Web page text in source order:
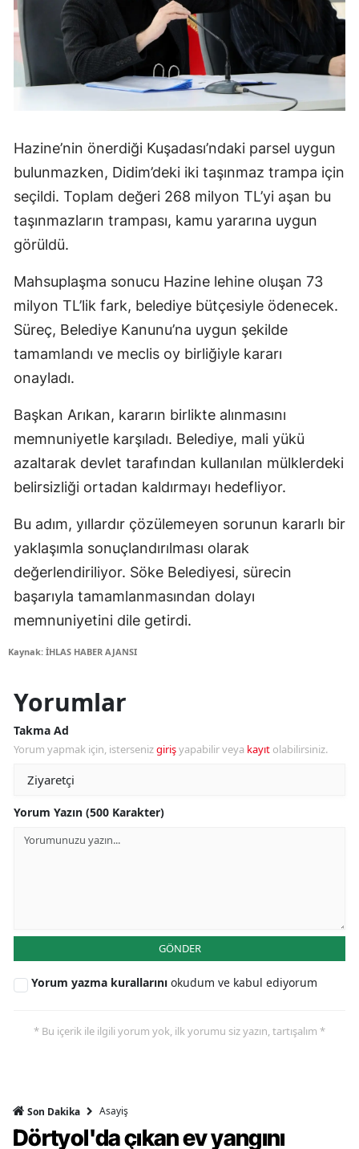
Hazine’nin önerdiği Kuşadası’ndaki parsel uygun
bulunmazken, Didim’deki iki taşınmaz trampa için
seçildi. Toplam değeri 268 milyon TL’yi aşan bu
taşınmazların trampası, kamu yararına uygun
görüldü.
Mahsuplaşma sonucu Hazine lehine oluşan 73
milyon TL’lik fark, belediye bütçesiyle ödenecek.
Süreç, Belediye Kanunu’na uygun şekilde
tamamlandı ve meclis oy birliğiyle kararı
onayladı.
Başkan Arıkan, kararın birlikte alınmasını
memnuniyetle karşıladı. Belediye, mali yükü
azaltarak devlet tarafından kullanılan mülklerdeki
belirsizliği ortadan kaldırmayı hedefliyor.
Bu adım, yıllardır çözülemeyen sorunun kararlı bir
yaklaşımla sonuçlandırılması olarak
değerlendiriliyor. Söke Belediyesi, sürecin
başarıyla tamamlanmasından dolayı
memnuniyetini dile getirdi.
Kaynak: İHLAS HABER AJANSI
Yorumlar
Takma Ad
Yorum yapmak için, istersenizgirişyapabilir veya kayıt olabilirsiniz.
Yorum Yazın (500 Karakter)
GÖNDER
Yorum yazma kurallarını okudum ve kabul ediyorum
* Bu içerik ile ilgili yorum yok, ilk yorumu siz yazın, tartışalım *
Son Dakika Asayiş
Dörtyol'da çıkan ev yangını